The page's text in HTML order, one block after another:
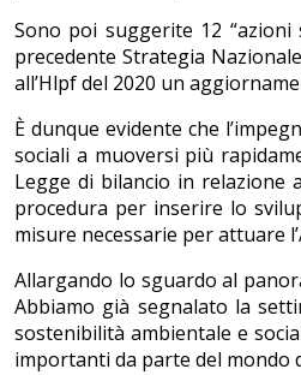
Sono poi suggerite 12
precedente Strategia
all’Hlpf del 2020 un
È dunque evidente che
sociali a muoversi più
Legge di bilancio in relazione
procedura per inserire lo
misure necessarie per attuare
Allargando lo sguardo al
Abbiamo già segnalato la
sostenibilità ambientale e
importanti da parte del mondo